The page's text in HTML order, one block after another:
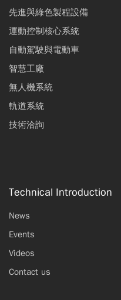
先進與綠色製程設備
運動控制核心系統
自動駕駛與電動車
智慧工廠
無人機系統
軌道系統
技術洽詢
Technical Introduction
News
Events
Videos
Contact us